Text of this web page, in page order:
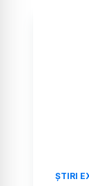
ȘTIRI